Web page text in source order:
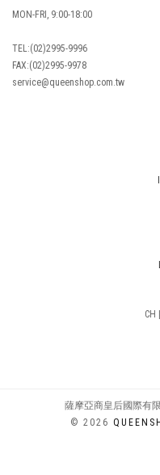
MON-FRI, 9:00-18:00
TEL:(02)2995-9996
FAX:(02)2995-9978
service@queenshop.com.tw
薩摩亞商皇后國際有
© 2026